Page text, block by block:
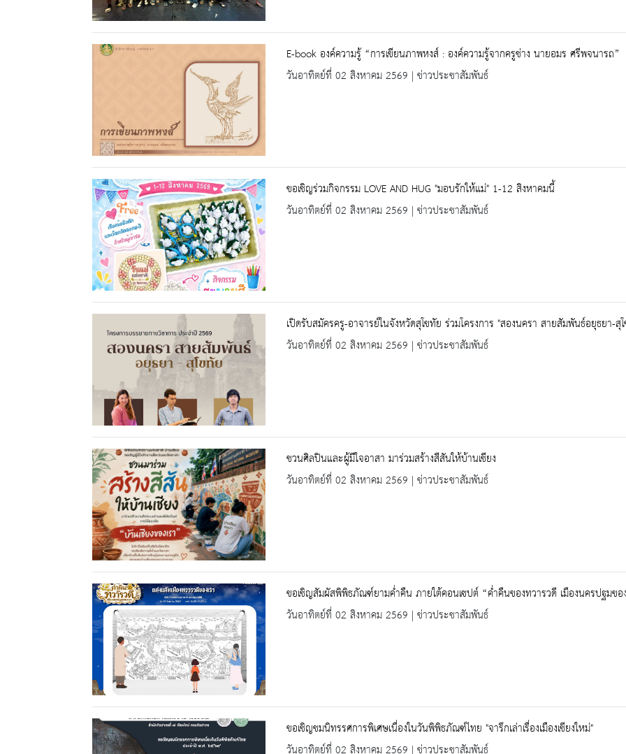
E-book องค์ความรู้ “การเขียนภาพหงส์ : องค์ความรู้จากครูช่าง นายอมร ศรีพจนารถ”
วันอาทิตย์ที่ 02 สิงหาคม 2569 | ข่าวประชาสัมพันธ์
ขอเชิญร่วมกิจกรรม LOVE AND HUG "มอบรักให้แม่" 1-12 สิงหาคมนี้
วันอาทิตย์ที่ 02 สิงหาคม 2569 | ข่าวประชาสัมพันธ์
เปิดรับสมัครครู-อาจารย์ในจังหวัดสุโขทัย ร่วมโครงการ "สองนครา สายสัมพันธ์อยุธยา-สุ
วันอาทิตย์ที่ 02 สิงหาคม 2569 | ข่าวประชาสัมพันธ์
ชวนศิลปินและผู้มีใจอาสา มาร่วมสร้างสีสันให้บ้านเชียง
วันอาทิตย์ที่ 02 สิงหาคม 2569 | ข่าวประชาสัมพันธ์
ขอเชิญสัมผัสพิพิธภัณฑ์ยามค่ำคืน ภายใต้คอนเซปต์ “ค่ำคืนของทวารวดี เมืองนครปฐมของ
วันอาทิตย์ที่ 02 สิงหาคม 2569 | ข่าวประชาสัมพันธ์
ขอเชิญชมนิทรรศการพิเศษเนื่องในวันพิพิธภัณฑ์ไทย "จารึกเล่าเรื่องเมืองเชียงใหม่"